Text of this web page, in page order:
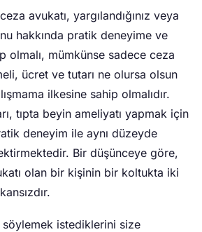
avukatı, yargılandığınız veya
hakkında pratik deneyime ve
olmalı, mümkünse sadece ceza
ücret ve tutarı ne olursa olsun
ilkesine sahip olmalıdır.
tıpta beyin ameliyatı yapmak için
deneyim ile aynı düzeyde
Bir düşünceye göre,
olan bir kişinin bir koltukta iki
istediklerini size